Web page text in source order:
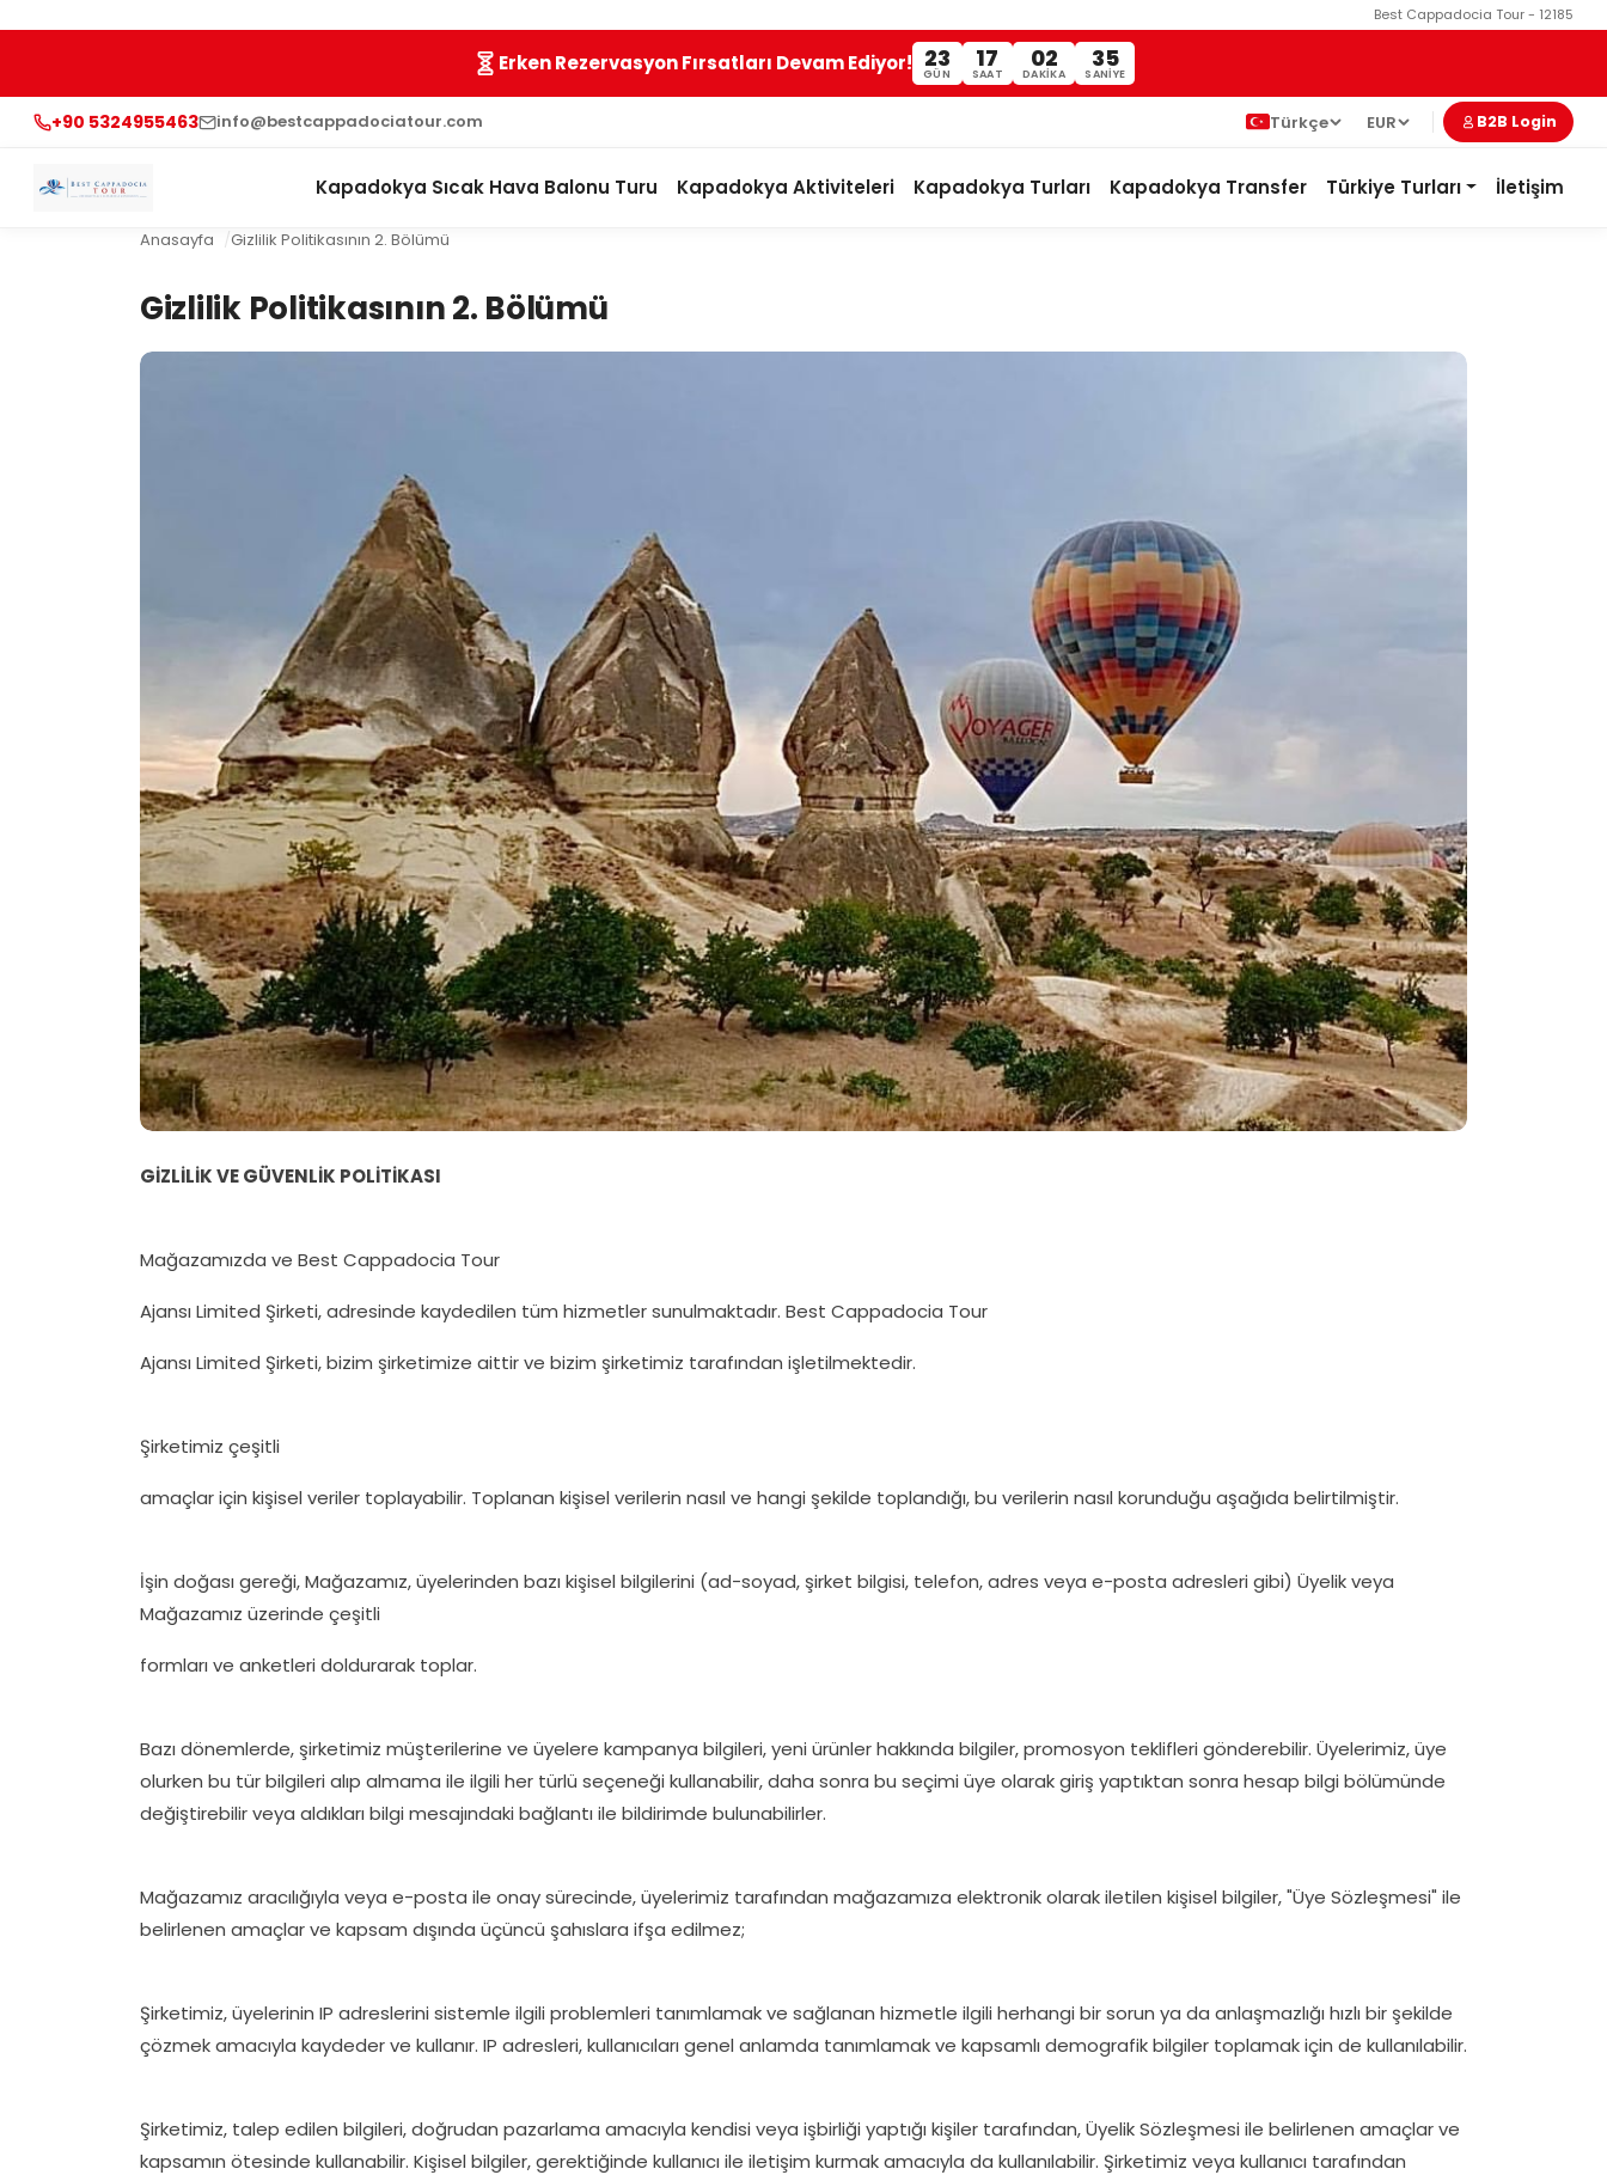
Best Cappadocia Tour - 12185
Erken Rezervasyon Fırsatları Devam Ediyor! 23
GÜN
17
SAAT
02
DAKIKA
34
SANIYE
+90 5324955463 info@bestcappadociatour.com Türkçe EUR B2B Login
Kapadokya Sıcak Hava Balonu Turu Kapadokya Aktiviteleri Kapadokya Turları Kapadokya Transfer Türkiye Turları İletişim
Anasayfa Gizlilik Politikasının 2. Bölümü
Gizlilik Politikasının 2. Bölümü
GİZLİLİK VE GÜVENLİK POLİTİKASI
Mağazamızda ve Best Cappadocia Tour
Ajansı Limited Şirketi, adresinde kaydedilen tüm hizmetler sunulmaktadır. Best Cappadocia Tour
Ajansı Limited Şirketi, bizim şirketimize aittir ve bizim şirketimiz tarafından işletilmektedir.
Şirketimiz çeşitli
amaçlar için kişisel veriler toplayabilir. Toplanan kişisel verilerin nasıl ve hangi şekilde toplandığı, bu verilerin nasıl korunduğu aşağıda belirtilmiştir.
İşin doğası gereği, Mağazamız, üyelerinden bazı kişisel bilgilerini (ad-soyad, şirket bilgisi, telefon, adres veya e-posta adresleri gibi) Üyelik veya
Mağazamız üzerinde çeşitli
formları ve anketleri doldurarak toplar.
Bazı dönemlerde, şirketimiz müşterilerine ve üyelere kampanya bilgileri, yeni ürünler hakkında bilgiler, promosyon teklifleri gönderebilir. Üyelerimiz, üye
olurken bu tür bilgileri alıp almama ile ilgili her türlü seçeneği kullanabilir, daha sonra bu seçimi üye olarak giriş yaptıktan sonra hesap bilgi bölümünde
değiştirebilir veya aldıkları bilgi mesajındaki bağlantı ile bildirimde bulunabilirler.
Mağazamız aracılığıyla veya e-posta ile onay sürecinde, üyelerimiz tarafından mağazamıza elektronik olarak iletilen kişisel bilgiler, "Üye Sözleşmesi" ile
belirlenen amaçlar ve kapsam dışında üçüncü şahıslara ifşa edilmez;
Şirketimiz, üyelerinin IP adreslerini sistemle ilgili problemleri tanımlamak ve sağlanan hizmetle ilgili herhangi bir sorun ya da anlaşmazlığı hızlı bir şekilde
çözmek amacıyla kaydeder ve kullanır. IP adresleri, kullanıcıları genel anlamda tanımlamak ve kapsamlı demografik bilgiler toplamak için de kullanılabilir.
Şirketimiz, talep edilen bilgileri, doğrudan pazarlama amacıyla kendisi veya işbirliği yaptığı kişiler tarafından, Üyelik Sözleşmesi ile belirlenen amaçlar ve
kapsamın ötesinde kullanabilir. Kişisel bilgiler, gerektiğinde kullanıcı ile iletişim kurmak amacıyla da kullanılabilir. Şirketimiz veya kullanıcı tarafından